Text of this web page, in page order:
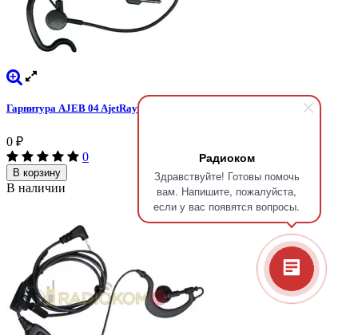
Радиоком
Здравствуйте! Готовы помочь
вам. Напишите, пожалуйста,
если у вас появятся вопросы.
Гарнитура AJEB 04 AjetRays
0 ₽
0
В корзину
В наличии